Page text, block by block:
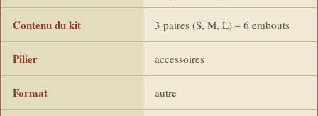
Contenu du kit 3 paires (S, M, L) – 6 embouts
Pilier accessoires
Format autre